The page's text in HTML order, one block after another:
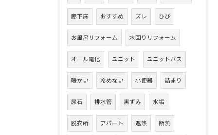
廊下床 おすすめ ズレ ひび
お風呂リフォーム 水回りリフォーム
オール電化 ユニット ユニットバス
暖かい 冷めない 小便器 詰まり
尿石 排水管 黒ずみ 水垢
脱衣所 アパート 遮熱 断熱